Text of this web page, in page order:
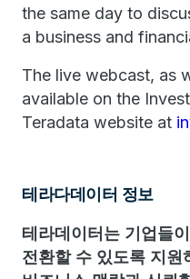
the same day to
a business and
The live webcast, as
available on the
Teradata website at
테라다데이터 정보
테라데이터는 기업들
전환할 수 있도록 지